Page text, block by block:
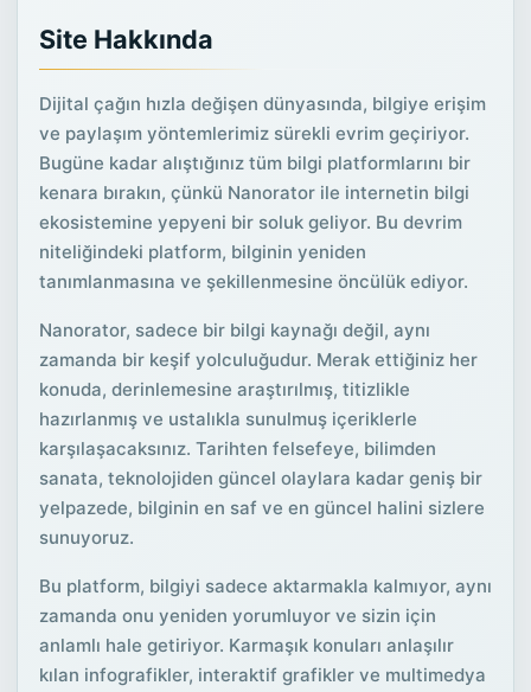
Site Hakkında
Dijital çağın hızla değişen dünyasında, bilgiye erişim
ve paylaşım yöntemlerimiz sürekli evrim geçiriyor.
Bugüne kadar alıştığınız tüm bilgi platformlarını bir
kenara bırakın, çünkü Nanorator ile internetin bilgi
ekosistemine yepyeni bir soluk geliyor. Bu devrim
niteliğindeki platform, bilginin yeniden
tanımlanmasına ve şekillenmesine öncülük ediyor.
Nanorator, sadece bir bilgi kaynağı değil, aynı
zamanda bir keşif yolculuğudur. Merak ettiğiniz her
konuda, derinlemesine araştırılmış, titizlikle
hazırlanmış ve ustalıkla sunulmuş içeriklerle
karşılaşacaksınız. Tarihten felsefeye, bilimden
sanata, teknolojiden güncel olaylara kadar geniş bir
yelpazede, bilginin en saf ve en güncel halini sizlere
sunuyoruz.
Bu platform, bilgiyi sadece aktarmakla kalmıyor, aynı
zamanda onu yeniden yorumluyor ve sizin için
anlamlı hale getiriyor. Karmaşık konuları anlaşılır
kılan infografikler, interaktif grafikler ve multimedya